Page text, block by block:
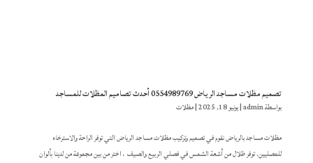
تصميم مظلات مساجد الرياض 0554989769 أحدث تصاميم المظلات للمساجد
بواسطةadmin
|يونيو 18, 2025 |مظلات
مظلات مساجد بالرياض نقوم في تصميم وتركيب مظلات مساجد الرياض التي توفر الراحة والاسترخاء
للمصليين. توفر ظلال من أشعة الشمس في فصلي الربيع والصيف ، اختر من بين مجموعة من لدينا بألوان